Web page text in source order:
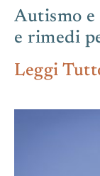
Autismo e
e rimedi
Leggi